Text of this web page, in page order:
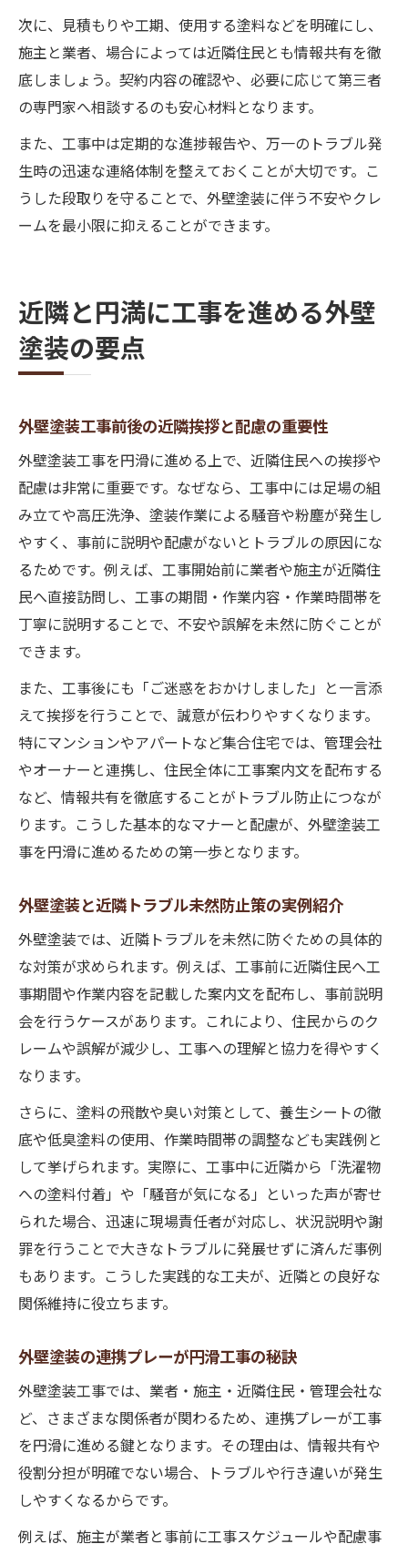
次に、見積もりや工期、使用する塗料などを明確にし、
施主と業者、場合によっては近隣住民とも情報共有を徹
底しましょう。契約内容の確認や、必要に応じて第三者
の専門家へ相談するのも安心材料となります。
また、工事中は定期的な進捗報告や、万一のトラブル発
生時の迅速な連絡体制を整えておくことが大切です。こ
うした段取りを守ることで、外壁塗装に伴う不安やクレ
ームを最小限に抑えることができます。
近隣と円満に工事を進める外壁
塗装の要点
外壁塗装工事前後の近隣挨拶と配慮の重要性
外壁塗装工事を円滑に進める上で、近隣住民への挨拶や
配慮は非常に重要です。なぜなら、工事中には足場の組
み立てや高圧洗浄、塗装作業による騒音や粉塵が発生し
やすく、事前に説明や配慮がないとトラブルの原因にな
るためです。例えば、工事開始前に業者や施主が近隣住
民へ直接訪問し、工事の期間・作業内容・作業時間帯を
丁寧に説明することで、不安や誤解を未然に防ぐことが
できます。
また、工事後にも「ご迷惑をおかけしました」と一言添
えて挨拶を行うことで、誠意が伝わりやすくなります。
特にマンションやアパートなど集合住宅では、管理会社
やオーナーと連携し、住民全体に工事案内文を配布する
など、情報共有を徹底することがトラブル防止につなが
ります。こうした基本的なマナーと配慮が、外壁塗装工
事を円滑に進めるための第一歩となります。
外壁塗装と近隣トラブル未然防止策の実例紹介
外壁塗装では、近隣トラブルを未然に防ぐための具体的
な対策が求められます。例えば、工事前に近隣住民へ工
事期間や作業内容を記載した案内文を配布し、事前説明
会を行うケースがあります。これにより、住民からのク
レームや誤解が減少し、工事への理解と協力を得やすく
なります。
さらに、塗料の飛散や臭い対策として、養生シートの徹
底や低臭塗料の使用、作業時間帯の調整なども実践例と
して挙げられます。実際に、工事中に近隣から「洗濯物
への塗料付着」や「騒音が気になる」といった声が寄せ
られた場合、迅速に現場責任者が対応し、状況説明や謝
罪を行うことで大きなトラブルに発展せずに済んだ事例
もあります。こうした実践的な工夫が、近隣との良好な
関係維持に役立ちます。
外壁塗装の連携プレーが円滑工事の秘訣
外壁塗装工事では、業者・施主・近隣住民・管理会社な
ど、さまざまな関係者が関わるため、連携プレーが工事
を円滑に進める鍵となります。その理由は、情報共有や
役割分担が明確でない場合、トラブルや行き違いが発生
しやすくなるからです。
例えば、施主が業者と事前に工事スケジュールや配慮事